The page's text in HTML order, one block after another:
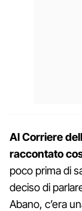
Al Corriere
raccontato
poco prima di
deciso di
Abano, c’era